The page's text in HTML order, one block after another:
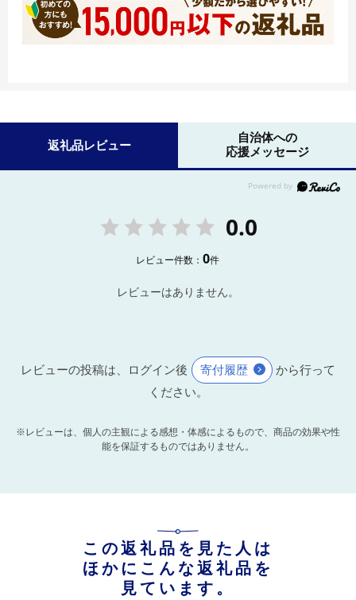
返礼品レビュー
自治体への
応援メッセージ
0.0
レビュー件数：0件
レビューはありません。
レビューの投稿は、ログイン後 寄付履歴
から行って
ください。
※レビューは、個人の主観による感想・体感によるもので、商品の効果や性
能を保証するものではありません。
この返礼品を見た人は
ほかにこんな返礼品を
見ています。